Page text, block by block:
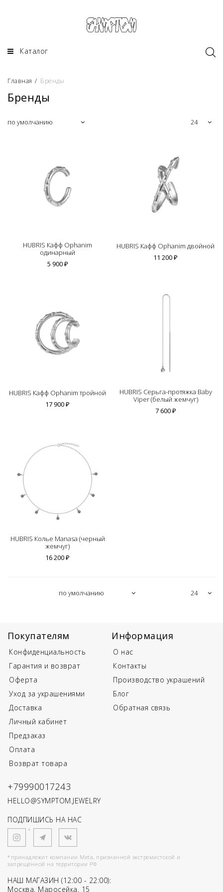
Каталог
Главная / Бренды
Бренды
HUBRIS Кафф Ophanim
одинарный
5 900 ₽
HUBRIS Кафф Ophanim двойной
11 200 ₽
HUBRIS Кафф Ophanim тройной
17 900 ₽
HUBRIS Серьга-протяжка Baby
Viper (белый жемчуг)
7 600 ₽
HUBRIS Колье Manasa (черный
жемчуг)
16 200 ₽
Покупателям
Конфиденциальность
Гарантия и возврат
Оферта
Уход за украшениями
Доставка
Личный кабинет
Предзаказ
Оплата
Возврат товара
Информация
О нас
Контакты
Производство украшений
Блог
Обратная связь
+79990017243
HELLO@SYMPTOM.JEWELRY
ПОДПИШИСЬ НА НАС
*
*принадлежит компании Meta, признанной экстремистской и
запрещённой на территории РФ
НАШ МАГАЗИН (12:00 - 22:00):
Москва, Маросейка, 15